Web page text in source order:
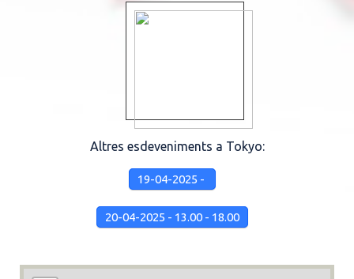
Altres esdeveniments a Tokyo:
19-04-2025 -
20-04-2025 - 13.00 - 18.00